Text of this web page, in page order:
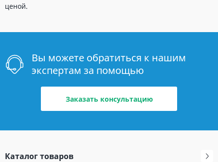
ценой.
Вы можете обратиться к нашим
экспертам за помощью
Заказать консультацию
Каталог товаров